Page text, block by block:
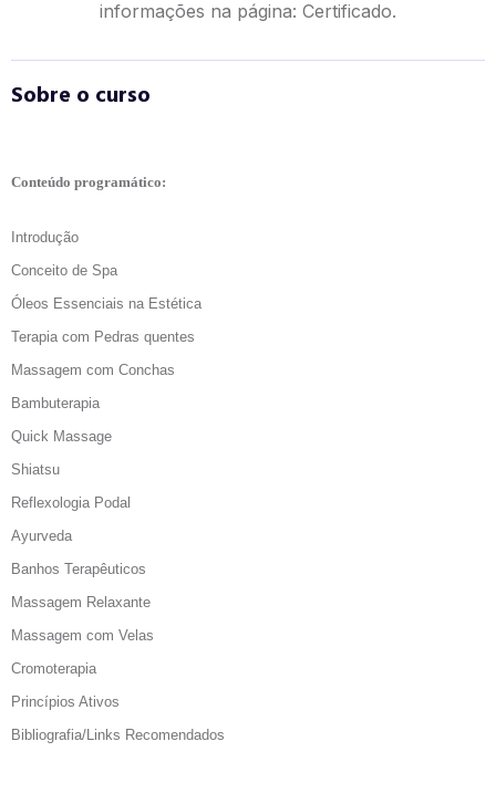
informações na página: Certificado.
Sobre o curso
Conteúdo programático:
Introdução
Conceito de Spa
Óleos Essenciais na Estética
Terapia com Pedras quentes
Massagem com Conchas
Bambuterapia
Quick Massage
Shiatsu
Reflexologia Podal
Ayurveda
Banhos Terapêuticos
Massagem Relaxante
Massagem com Velas
Cromoterapia
Princípios Ativos
Bibliografia/Links Recomendados